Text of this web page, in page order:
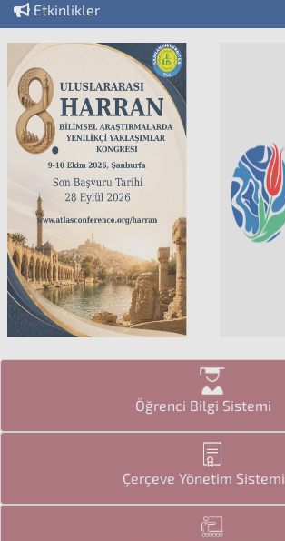
Etkinlikler
Öğrenci Bilgi Sistemi
Çerçeve Yönetim Sistemi